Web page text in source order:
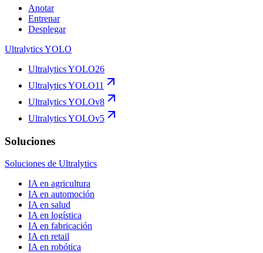
Anotar
Entrenar
Desplegar
Ultralytics YOLO
Ultralytics YOLO26
Ultralytics YOLO11
Ultralytics YOLOv8
Ultralytics YOLOv5
Soluciones
Soluciones de Ultralytics
IA en agricultura
IA en automoción
IA en salud
IA en logística
IA en fabricación
IA en retail
IA en robótica